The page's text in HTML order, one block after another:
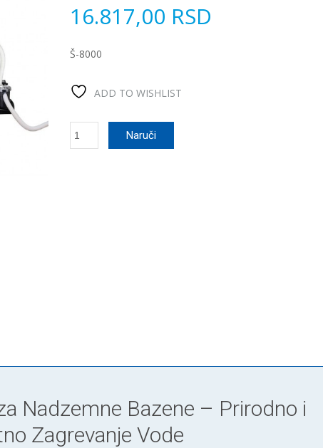
16.817,00 RSD
Š-8000
ADD TO WISHLIST
GRE
SOLARNI
Naruči
Nadzemne Bazene – Prirodno i
Zagrevanje Vode